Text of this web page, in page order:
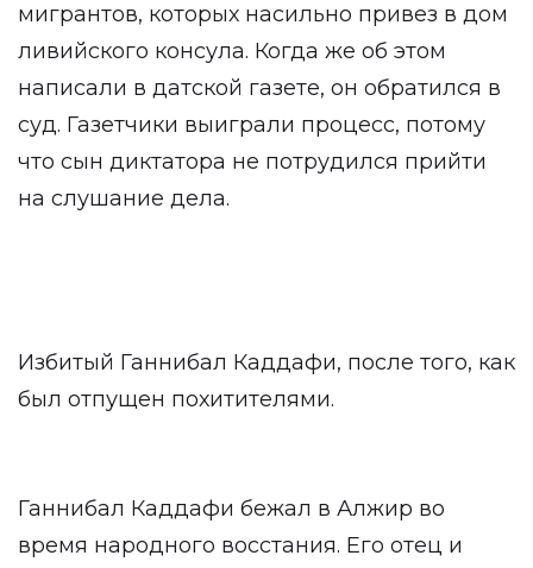
мигрантов, которых насильно привез в дом
ливийского консула. Когда же об этом
написали в датской газете, он обратился в
суд. Газетчики выиграли процесс, потому
что сын диктатора не потрудился прийти
на слушание дела.
Избитый Ганнибал Каддафи, после того, как
был отпущен похитителями.
Ганнибал Каддафи бежал в Алжир во
время народного восстания. Его отец и